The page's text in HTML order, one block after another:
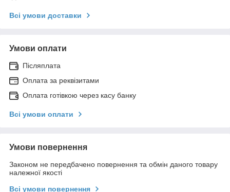
Всі умови доставки
Умови оплати
Післяплата
Оплата за реквізитами
Оплата готівкою через касу банку
Всі умови оплати
Умови повернення
Законом не передбачено повернення та обмін даного товару
належної якості
Всі умови повернення